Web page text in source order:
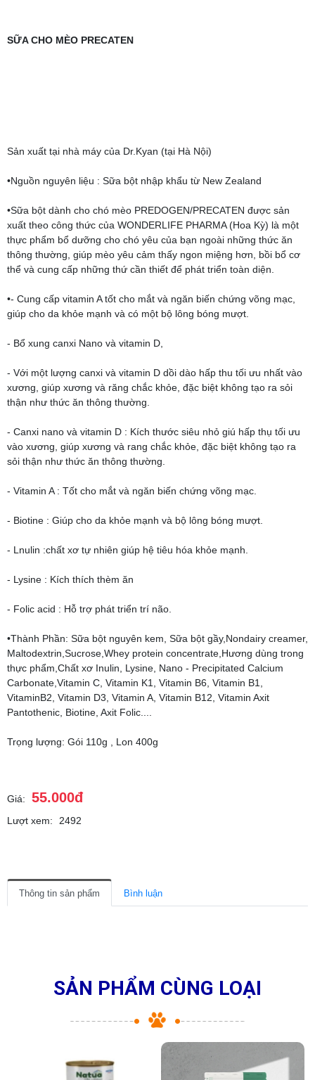
SỮA CHO MÈO PRECATEN
Sản xuất tại nhà máy của Dr.Kyan (tại Hà Nội)
•Nguồn nguyên liệu : Sữa bột nhập khẩu từ New Zealand
•Sữa bột dành cho chó mèo PREDOGEN/PRECATEN được sản
xuất theo công thức của WONDERLIFE PHARMA (Hoa Kỳ) là một
thực phẩm bổ dưỡng cho chó yêu của bạn ngoài những thức ăn
thông thường, giúp mèo yêu cảm thấy ngon miệng hơn, bồi bổ cơ
thể và cung cấp những thứ cần thiết để phát triển toàn diện.
•- Cung cấp vitamin A tốt cho mắt và ngăn biến chứng võng mạc,
giúp cho da khỏe mạnh và có một bộ lông bóng mượt.
- Bổ xung canxi Nano và vitamin D,
- Với một lượng canxi và vitamin D dồi dào hấp thu tối ưu nhất vào
xương, giúp xương và răng chắc khỏe, đặc biệt không tạo ra sỏi
thận như thức ăn thông thường.
- Canxi nano và vitamin D : Kích thước siêu nhỏ giú hấp thụ tối ưu
vào xương, giúp xương và rang chắc khỏe, đặc biệt không tạo ra
sỏi thận như thức ăn thông thường.
- Vitamin A : Tốt cho mắt và ngăn biến chứng võng mạc.
- Biotine : Giúp cho da khỏe mạnh và bộ lông bóng mượt.
- Lnulin :chất xơ tự nhiên giúp hệ tiêu hóa khỏe mạnh.
- Lysine : Kích thích thèm ăn
- Folic acid : Hỗ trợ phát triển trí não.
•Thành Phần: Sữa bột nguyên kem, Sữa bột gầy,Nondairy creamer,
Maltodextrin,Sucrose,Whey protein concentrate,Hương dùng trong
thực phẩm,Chất xơ Inulin, Lysine, Nano - Precipitated Calcium
Carbonate,Vitamin C, Vitamin K1, Vitamin B6, Vitamin B1,
VitaminB2, Vitamin D3, Vitamin A, Vitamin B12, Vitamin Axit
Pantothenic, Biotine, Axit Folic....
Trọng lượng: Gói 110g , Lon 400g
Giá: 55.000đ
Lượt xem: 2492
Thông tin sản phẩm Bình luận
SẢN PHẨM CÙNG LOẠI